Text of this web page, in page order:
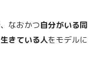
なおかつ自分がいる同
きている人をモデルに